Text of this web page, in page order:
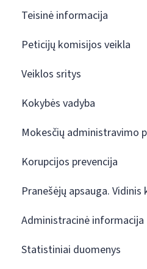
Teisinė informacija
Peticijų komisijos veikla
Veiklos sritys
Kokybės vadyba
Mokesčių administravimo
Korupcijos prevencija
Pranešėjų apsauga. Vidinis
Administracinė informacija
Statistiniai duomenys